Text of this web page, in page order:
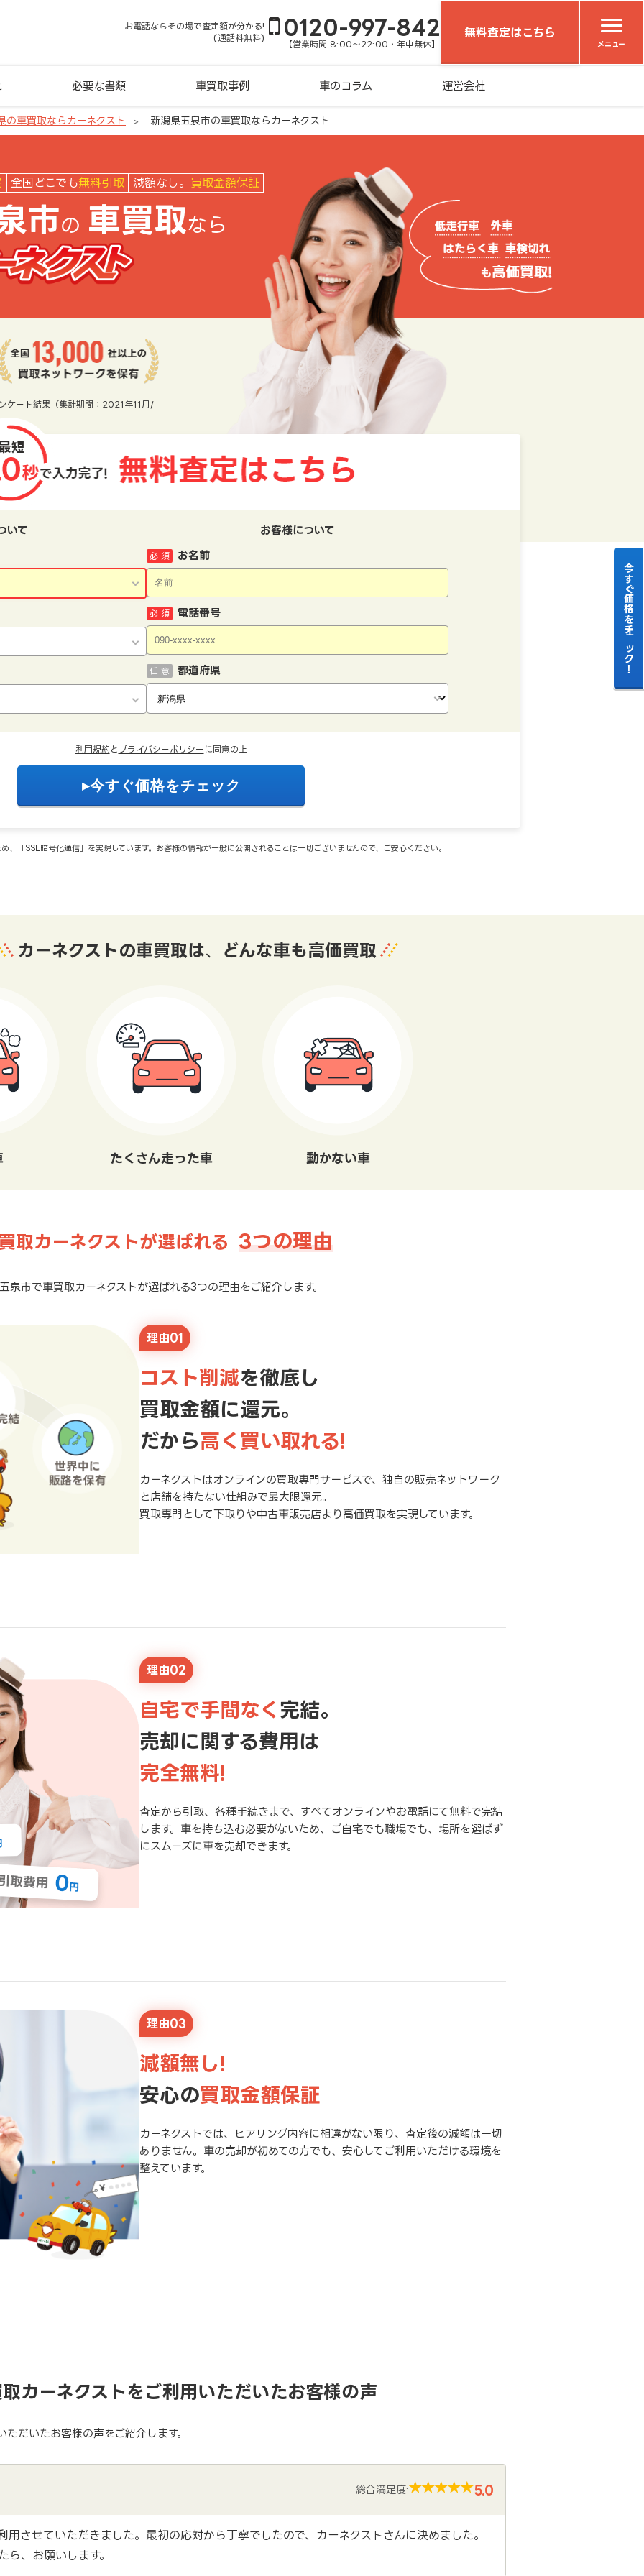
お電話ならその場で査定額が分かる!
(通話料無料)
0120-997-842
【営業時間 8:00～22:00・年中無休】
無料査定はこちら
メニュー
必要な書類 車買取事例 車のコラム 運営会社
の車買取ならカーネクスト 新潟県五泉市の車買取ならカーネクスト
全国どこでも無料引取 減額なし。 買取金額保証
市の 車買取なら
ケート結果（集計期間：2021年11月/
いて お客様について
お名前
必 須
電話番号
必 須
都道府県
任 意
利用規約 と プライバシーポリシー に同意の上
、「SSL暗号化通信」を実現しています。お客様の情報が一般に公開されることは一切ございませんので、ご安心ください。
カーネクストの車買取は、 どんな車も高価買取
たくさん走った車 動かない車
取カーネクストが選ばれる 3つの理由
泉市で車買取カーネクストが選ばれる3つの理由をご紹介します。
理由01
コスト削減を徹底し
買取金額に還元。
だから高く買い取れる!
カーネクストはオンラインの買取専門サービスで、独自の販売ネットワーク
と店舗を持たない仕組みで最大限還元。
買取専門として下取りや中古車販売店より高価買取を実現しています。
理由02
自宅で手間なく 完結。
売却に関する費用は
完全無料!
査定から引取、各種手続きまで、すべてオンラインやお電話にて無料で完結
します。車を持ち込む必要がないため、ご自宅でも職場でも、場所を選ばず
にスムーズに車を売却できます。
理由03
減額無し!
安心の買取金額保証
カーネクストでは、ヒアリング内容に相違がない限り、査定後の減額は一切
ありません。車の売却が初めての方でも、安心してご利用いただける環境を
整えています。
カーネクストをご利用いただいたお客様の声
だいたお客様の声をご紹介します。
総合満足度: 5.0
用させていただきました。最初の応対から丁寧でしたので、カーネクストさんに決めました。
ら、お願いします。
今すぐ価格をチェック！